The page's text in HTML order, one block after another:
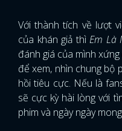
Với thành tích về lượt
của khán giả thìEm Là
đánh giá của mình
để xem, nhìn chung bộ
hồi tiêu cực. Nếu là
sẽ cực kỳ hài lòng với
phim và ngày ngày